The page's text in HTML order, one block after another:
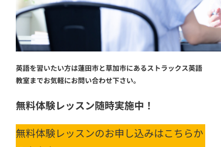
英語を習いたい方は蓮田市と草加市にあるストラックス英語
教室までお気軽にお問い合わせ下さい。
無料体験レッスン随時実施中！
無料体験レッスンのお申し込みはこちらか